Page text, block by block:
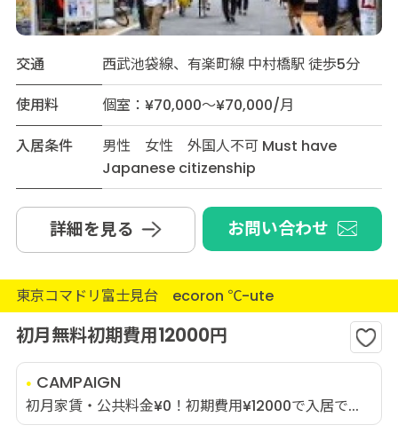
交通
西武池袋線、有楽町線 中村橋駅 徒歩5分
使用料
個室：¥70,000～¥70,000/月
入居条件
男性 女性 外国人不可 Must have
Japanese citizenship
詳細を見る お問い合わせ
東京コマドリ富士見台 ecoron ℃-ute
初月無料初期費用12000円
CAMPAIGN
初月家賃・公共料金¥0！初期費用¥12000で入居で...